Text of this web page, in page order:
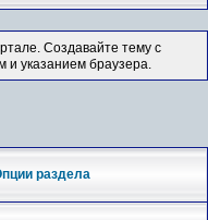
Создавайте тему с
указанием браузера.
раздела